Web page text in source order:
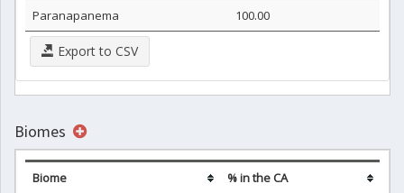
Paranapanema
100.00
Export to CSV
Biomes
Biome
% in the CA